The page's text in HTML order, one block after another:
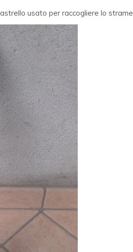
usato per raccogliere lo strame